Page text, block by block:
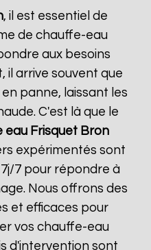
, il est essentiel de
de chauffe-eau
aux besoins
il arrive souvent que
panne, laissant les
C'est là que le
eau Frisquet Bron
expérimentés sont
7 pour répondre à
Nous offrons des
et efficaces pour
vos chauffe-eau
d'intervention sont